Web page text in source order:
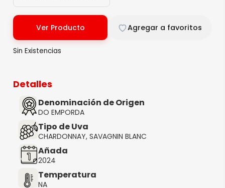
Ver Producto Agregar a favoritos
Sin Existencias
Detalles
Denominación de Origen
DO EMPORDA
Tipo de Uva
CHARDONNAY, SAVAGNIN BLANC
Añada
2024
Temperatura
NA